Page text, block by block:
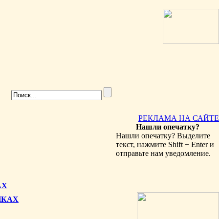
РЕКЛАМА НА САЙТЕ
Нашли опечатку?
Нашли опечатку? Выделите
текст, нажмите Shift + Enter и
отправьте нам уведомление.